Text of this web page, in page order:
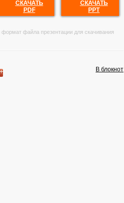
СКАЧАТЬ
PDF
СКАЧАТЬ
PPT
файла презентации для скачивания
В блокнот